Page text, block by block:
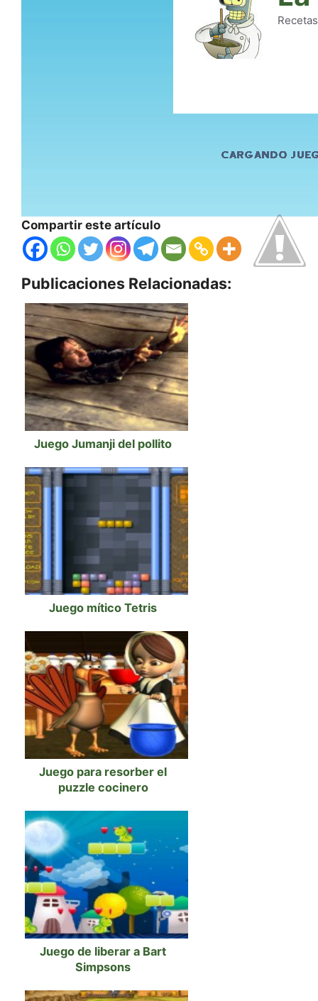
Compartir este artículo
Publicaciones Relacionadas:
Juego Jumanji del pollito
Juego mítico Tetris
Juego para resorber el
puzzle cocinero
Juego de liberar a Bart
Simpsons